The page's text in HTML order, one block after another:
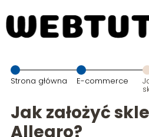
Strona główna E-commerce
Jak założyć
Allegro?